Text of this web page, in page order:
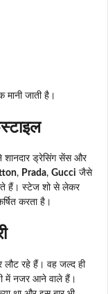
जाती है।
शानदार ड्रेसिंग सेंस और
, Prada, Gucci जैसे
हैं। स्टेज शो से लेकर
करता है।
लौट रहे हैं। वह जल्द ही
में नजर आने वाले हैं।